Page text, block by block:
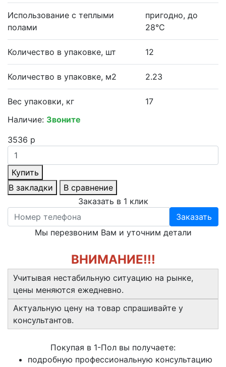
Использование с теплыми
полами
пригодно, до
28°С
Количество в упаковке, шт 12
Количество в упаковке, м2 2.23
Вес упаковки, кг
17
Наличие: Звоните
3536 р
Купить
В закладки
В сравнение
Заказать в 1 клик
Заказать
Мы перезвоним Вам и уточним детали
ВНИМАНИЕ!!!
Учитывая нестабильную ситуацию на рынке,
цены меняются ежедневно.
Актуальную цену на товар спрашивайте у
консультантов.
Покупая в 1-Пол вы получаете:
подробную профессиональную консультацию